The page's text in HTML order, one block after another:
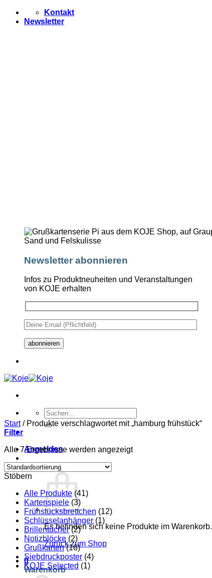
Zum
Inhalt
Kontakt
Newsletter
Newsletter abonnieren
Infos zu Produktneuheiten und Veranstaltungen
von KOJE erhalten
Suchen
nach:
Anmelden
Warenkorb /
Es befinden sich keine Produkte im Warenkorb.
Zurück zum Shop
0
Warenkorb
Start /Produkte verschlagwortet mit „hamburg frühstück“
Filter
Alle 7 Ergebnisse werden angezeigt
Stöbern
Alle Produkte (41)
Kartenspiele (3)
Frühstücksbrettchen (12)
Schlüsselanhänger (1)
Brillentücher (2)
Notizblöcke (2)
Grußkarten (16)
Siebdruckposter (4)
KOJE Selected (1)